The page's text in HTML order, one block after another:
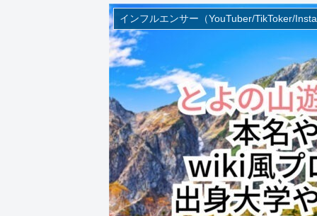
インフルエンサー（YouTuber/TikToker/